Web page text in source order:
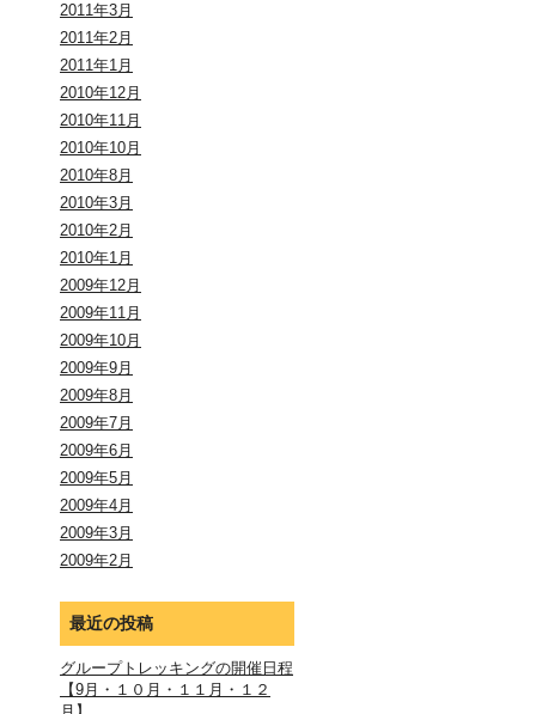
2011年3月
2011年2月
2011年1月
2010年12月
2010年11月
2010年10月
2010年8月
2010年3月
2010年2月
2010年1月
2009年12月
2009年11月
2009年10月
2009年9月
2009年8月
2009年7月
2009年6月
2009年5月
2009年4月
2009年3月
2009年2月
最近の投稿
グループトレッキングの開催日程
【9月・１０月・１１月・１２